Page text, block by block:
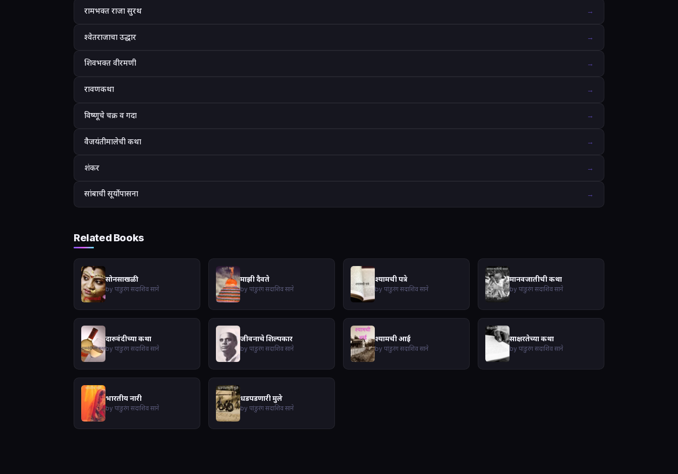
रामभक्त राजा सुरथ →
श्‍वेतराजाचा उद्धार →
शिवभक्त वीरमणी →
रावणकथा →
विष्णूचे चक्र व गदा →
वैजयंतीमालेची कथा →
शंकर →
सांबाची सूर्योपासना →
Related Books
सोनसाखळी
by पांडुरंग सदाशिव साने
माझी दैवते
by पांडुरंग सदाशिव साने
श्यामची पत्रे
by पांडुरंग सदाशिव साने
मानवजातीची कथा
by पांडुरंग सदाशिव साने
दारुवंदीच्या कथा
by पांडुरंग सदाशिव साने
जीवनाचे शिल्पकार
by पांडुरंग सदाशिव साने
श्यामची आई
by पांडुरंग सदाशिव साने
साक्षरतेच्या कथा
by पांडुरंग सदाशिव साने
भारतीय नारी
by पांडुरंग सदाशिव साने
धडपडणारी मुले
by पांडुरंग सदाशिव साने